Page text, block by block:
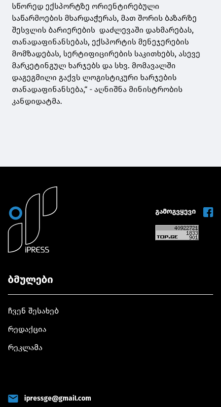
სწორედ ექსპორტზე ორიენტირებული
საწარმოების მხარდაჭერას, მათ შორის ბაზარზე
შესვლის ბარიერების დაძლევაში დახმარებას,
თანადაფინანსებას, ექსპორტის მენეჯერების
მომზადებას, სერტიფიცირების საკითხებს, ასევე
მარკეტინგულ ხარჯებს და სხვ. მომავალში
დაგეგმილი გაქვს ლოგისტიკური ხარჯების
თანადაფინანსება,“ - აღნიშნა მინისტრობის
კანდიდატმა.
გამოგვყევი
ბმულები
ჩვენ შესახებ
რედაქცია
რეკლამა
ipressge@gmail.com